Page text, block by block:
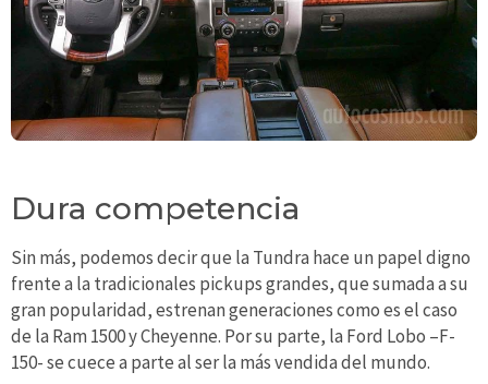
Dura competencia
Sin más, podemos decir que la Tundra hace un papel digno
frente a la tradicionales pickups grandes, que sumada a su
gran popularidad, estrenan generaciones como es el caso
de la Ram 1500 y Cheyenne. Por su parte, la Ford Lobo –F-
150- se cuece a parte al ser la más vendida del mundo.